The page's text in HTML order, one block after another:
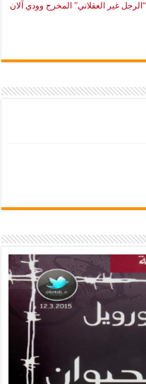
غير العقلاني” المخرج وودي آلان